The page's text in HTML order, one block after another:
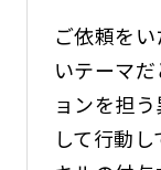
ご依頼を
いテーマ
ョンを担
して行動